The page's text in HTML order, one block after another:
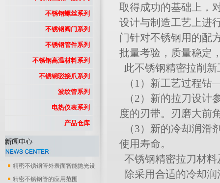
不锈钢螺丝系列
不锈钢阀门系列
不锈钢管件系列
不锈钢高温材料系列
不锈钢驳接爪系列
波纹管系列
电热仪表系列
产品仓库
精密不锈钢管外表面智能抛光设
备精密不锈钢管的应用范围
取得成功的基础上，
设计与制造工艺上进
门针对不锈钢用的配
批量考验，质量稳定
此不锈钢精密拉削
（1）新工艺过程
（2）新的拉刀设计
度的刃带。刃磨大前
（3）新的冷却润滑
使用寿命。
不锈钢精密拉刀材
除采用合适的冷却